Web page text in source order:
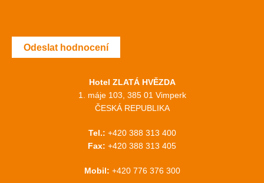
Odeslat hodnocení
Hotel ZLATÁ HVĚZDA
1. máje 103, 385 01 Vimperk
ČESKÁ REPUBLIKA
Tel.: +420 388 313 400
Fax: +420 388 313 405
Mobil: +420 776 376 300